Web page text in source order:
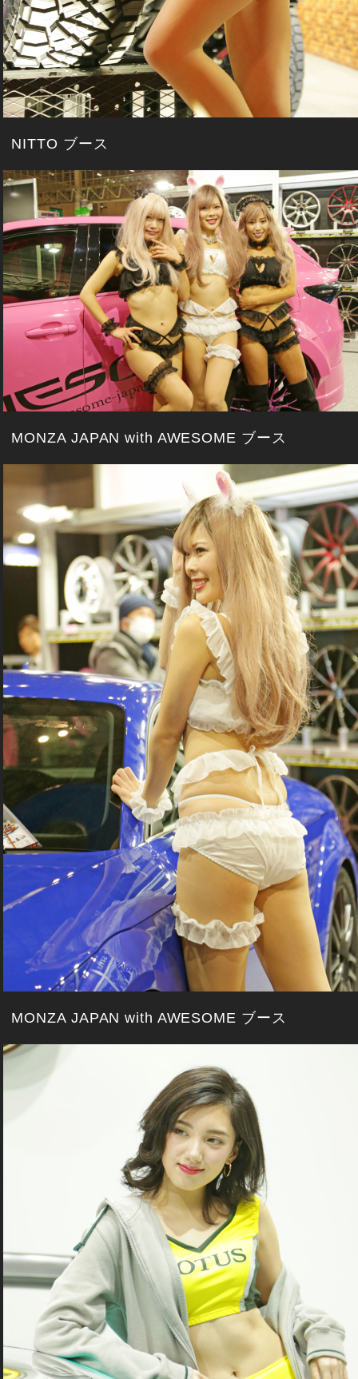
NITTO ブース
MONZA JAPAN with AWESOME ブース
MONZA JAPAN with AWESOME ブース